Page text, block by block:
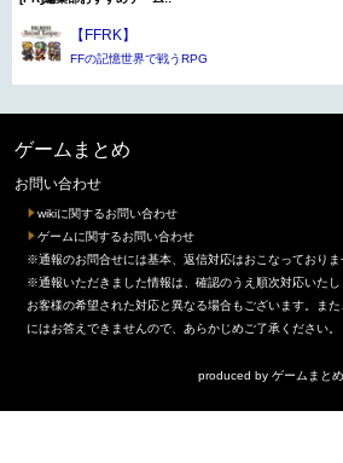
【FFRK】
FFの記憶世界で戦うRPG
ゲームまとめ
お問い合わせ
wikiに関するお問い合わせ
ゲームに関するお問い合わせ
※通報のお問合せには基本、返信対応はおこなっておりま
※通報いただきました情報は、確認のうえ順次対応いたし
お客様の希望された対応と異なる場合もございます。ま
にはお答えできませんので、あらかじめご了承ください。
produced by ゲームまとめ